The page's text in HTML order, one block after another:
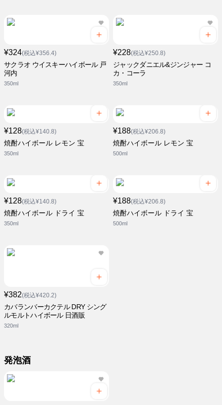
¥324(税込¥356.4)
サクラオ ウイスキーハイボール 戸
河内
350ml
¥228(税込¥250.8)
ジャックダニエル&ジンジャー コ
カ・コーラ
350ml
¥128(税込¥140.8)
焼酎ハイボール レモン 宝
350ml
¥188(税込¥206.8)
焼酎ハイボール レモン 宝
500ml
¥128(税込¥140.8)
焼酎ハイボール ドライ 宝
350ml
¥188(税込¥206.8)
焼酎ハイボール ドライ 宝
500ml
¥382(税込¥420.2)
カバランバーカクテル DRY シング
ルモルトハイボール 日酒販
320ml
発泡酒